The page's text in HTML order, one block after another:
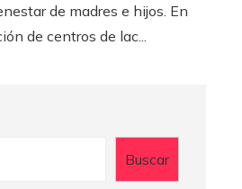
de madres e hijos. En
de centros de lac...
Buscar